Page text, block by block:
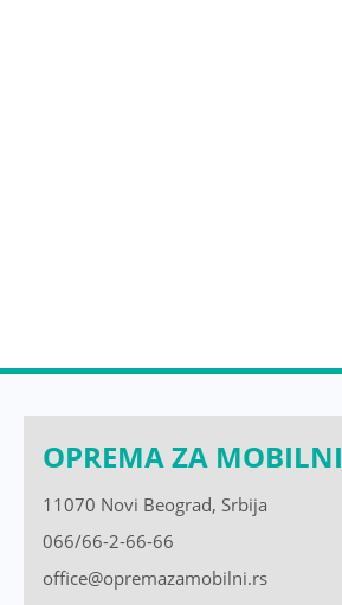
OPREMA ZA MOBILNI
11070 Novi Beograd, Srbija
066/66-2-66-66
office@opremazamobilni.rs